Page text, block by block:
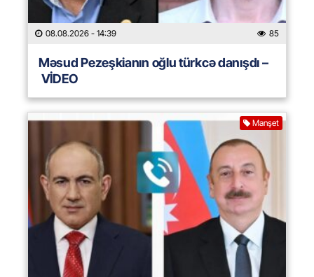
08.08.2026 - 14:39 85
Məsud Pezeşkianın oğlu türkcə danışdı –
VİDEO
Manşet